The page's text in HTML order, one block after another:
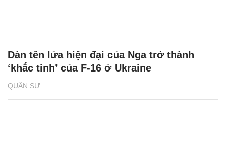
QUÂN SỰ
Dàn tên lửa hiện đại của Nga trở thành
‘khắc tinh’ của F-16 ở Ukraine